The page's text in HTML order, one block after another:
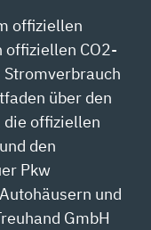
offiziellen
offiziellen CO2-
über den
offiziellen
den
Pkw
und
GmbH